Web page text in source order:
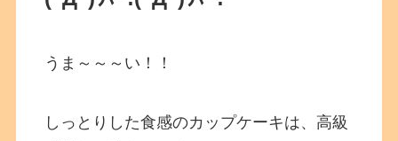
うま～～～い！！
しっとりした食感のカップケーキは、高級